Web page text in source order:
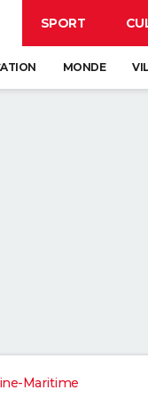
SPORT
MONDE
Maritime